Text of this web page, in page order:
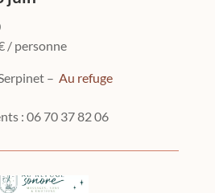
/ personne
– Au refuge
: 06 70 37 82 06